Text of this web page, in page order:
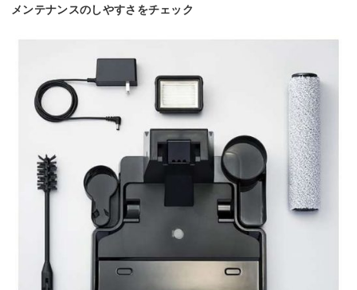
メンテナンスのしやすさをチェック